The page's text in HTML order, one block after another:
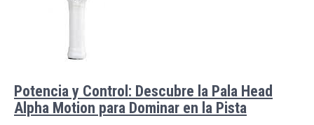
Potencia y Control: Descubre la Pala Head
Alpha Motion para Dominar en la Pista